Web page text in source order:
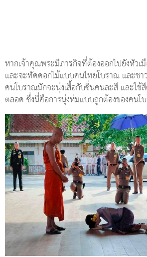
หากเจ้าคุณพระมีภารกิจที่ต้องออกไปยังหัวเ
และจะทัดดอกไม้แบบคนไทยโบราณ และช
คนโบราณมักจะนุ่งเสื้อกับซิ่นคนละสี และใช้
ตลอด ซึ่งนี่คือการนุ่งห่มแบบถูกต้องของคน